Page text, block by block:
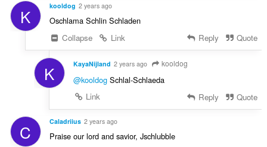
K kooldog 2 years ago
Oschlama Schlin Schladen
Collapse
Link Reply Quote
K KayaNijland 2 years ago kooldog
@kooldogSchlal-Schlaeda
Link
Reply Quote
C Caladriius 2 years ago
Praise our lord and savior, Jschlubble